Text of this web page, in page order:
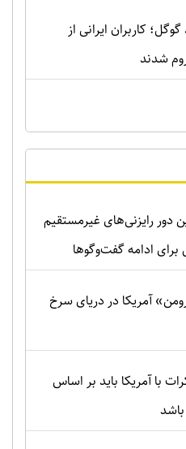
کاربران ایرانی از
شدند
دور رایزنی‌های غیرمستقیم
برای ادامه گفت‌وگوها
آمریکا در دریای سرخ
با آمریکا باید بر اساس